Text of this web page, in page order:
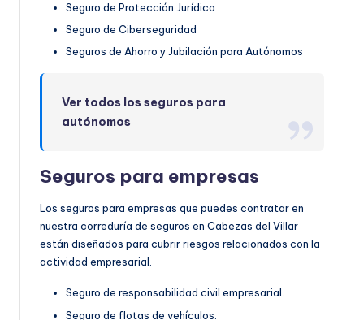
Seguro de Protección Jurídica
Seguro de Ciberseguridad
Seguros de Ahorro y Jubilación para Autónomos
Ver todos los seguros para
autónomos
Seguros para empresas
Los seguros para empresas que puedes contratar en
nuestra correduría de seguros en Cabezas del Villar
están diseñados para cubrir riesgos relacionados con la
actividad empresarial.
Seguro de responsabilidad civil empresarial.
Seguro de flotas de vehículos.